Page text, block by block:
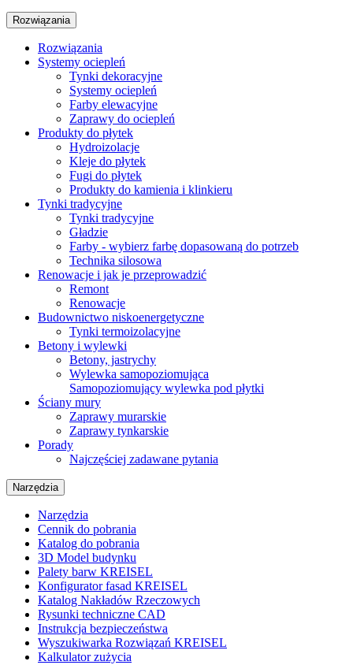
Rozwiązania
Rozwiązania
Systemy ociepleń
Tynki dekoracyjne
Systemy ociepleń
Farby elewacyjne
Zaprawy do ociepleń
Produkty do płytek
Hydroizolacje
Kleje do płytek
Fugi do płytek
Produkty do kamienia i klinkieru
Tynki tradycyjne
Tynki tradycyjne
Gładzie
Farby - wybierz farbę dopasowaną do potrzeb
Technika silosowa
Renowacje i jak je przeprowadzić
Remont
Renowacje
Budownictwo niskoenergetyczne
Tynki termoizolacyjne
Betony i wylewki
Betony, jastrychy
Wylewka samopoziomująca
Samopoziomujący wylewka pod płytki
Ściany mury
Zaprawy murarskie
Zaprawy tynkarskie
Porady
Najczęściej zadawane pytania
Narzędzia
Narzędzia
Cennik do pobrania
Katalog do pobrania
3D Model budynku
Palety barw KREISEL
Konfigurator fasad KREISEL
Katalog Nakładów Rzeczowych
Rysunki techniczne CAD
Instrukcja bezpieczeństwa
Wyszukiwarka Rozwiązań KREISEL
Kalkulator zużycia